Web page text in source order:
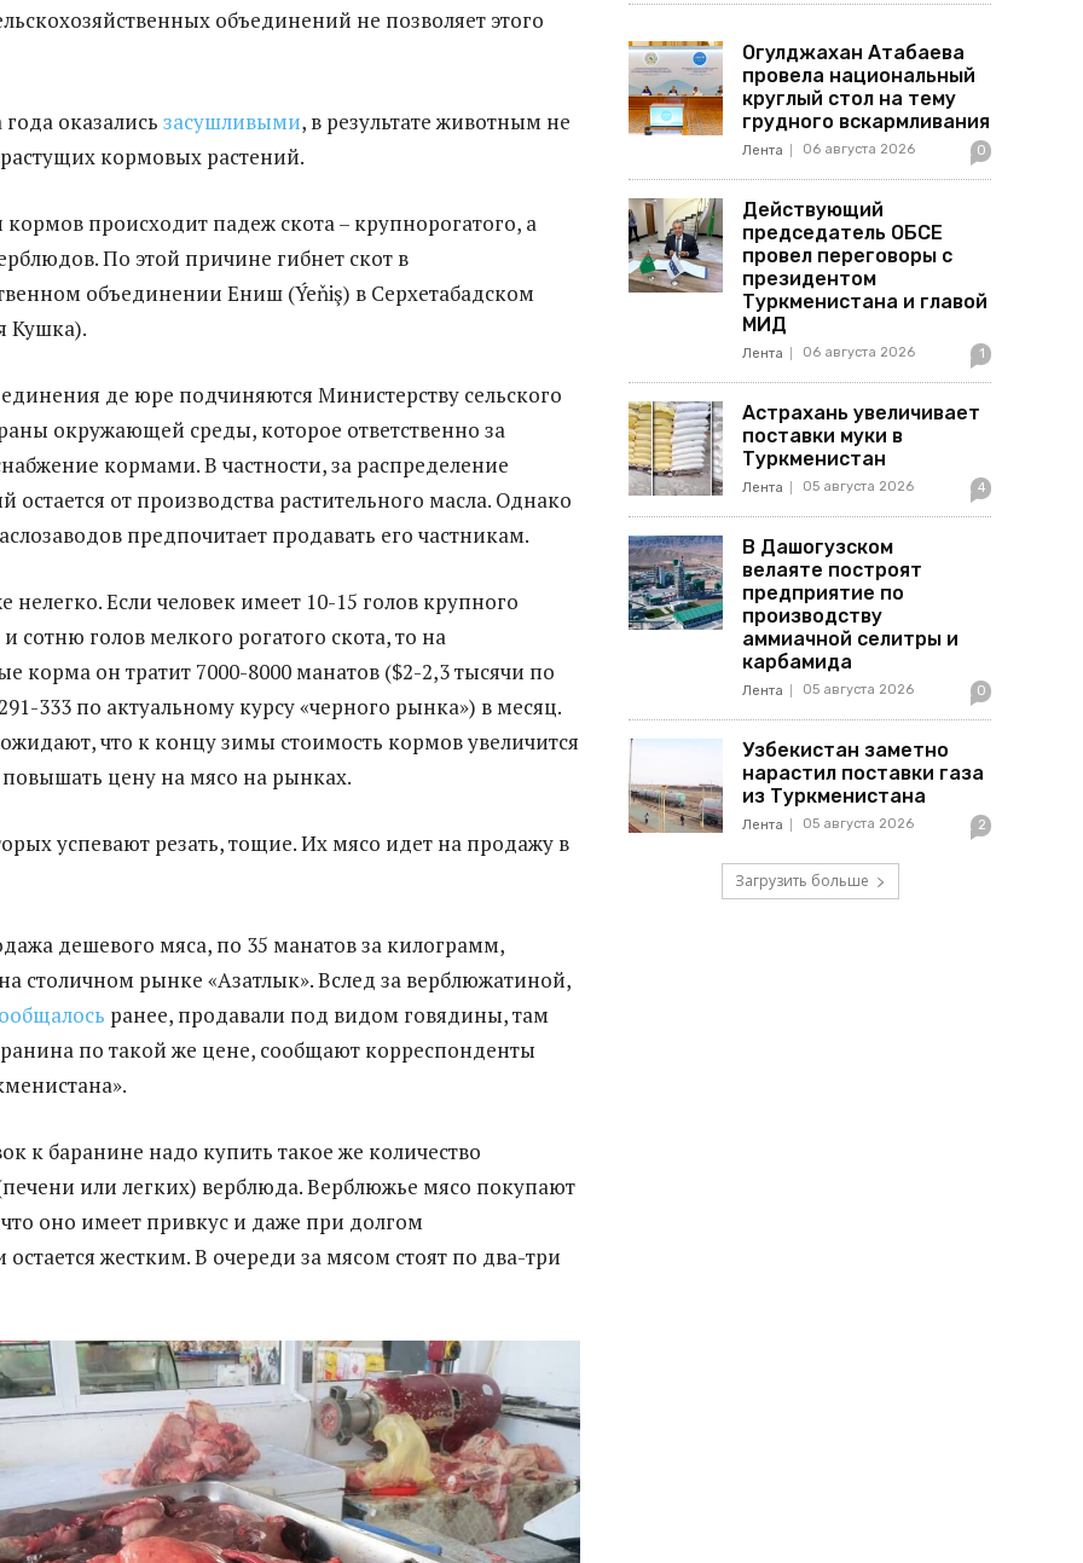
объединений не позволяет этого
оказались засушливыми, в результате животным не
кормовых растений.
кормов происходит падеж скота – крупнорогатого, а
По этой причине гибнет скот в
объединении Ениш (Ýeňiş) в Серхетабадском
Кушка).
де юре подчиняются Министерству сельского
окружающей среды, которое ответственно за
кормами. В частности, за распределение
от производства растительного масла. Однако
предпочитает продавать его частникам.
нелегко. Если человек имеет 10-15 голов крупного
и сотню голов мелкого рогатого скота, то на
корма он тратит 7000-8000 манатов ($2-2,3 тысячи по
333 по актуальному курсу «черного рынка») в месяц.
что к концу зимы стоимость кормов увеличится
цену на мясо на рынках.
успевают резать, тощие. Их мясо идет на продажу в
дешевого мяса, по 35 манатов за килограмм,
столичном рынке «Азатлык». Вслед за верблюжатиной,
ранее, продавали под видом говядины, там
по такой же цене, сообщают корреспонденты
к баранине надо купить такое же количество
или легких) верблюда. Верблюжье мясо покупают
оно имеет привкус и даже при долгом
жестким. В очереди за мясом стоят по два-три
Огулджахан Атабаева
провела национальный
круглый стол на тему
грудного вскармливания
Лента 06 августа 2026 0
Действующий
председатель ОБСЕ
провел переговоры с
президентом
Туркменистана и главой
МИД
Лента 06 августа 2026 1
Астрахань увеличивает
поставки муки в
Туркменистан
Лента 05 августа 2026 4
В Дашогузском
велаяте построят
предприятие по
производству
аммиачной селитры и
карбамида
Лента 05 августа 2026 0
Узбекистан заметно
нарастил поставки газа
из Туркменистана
Лента 05 августа 2026 2
Загрузить больше